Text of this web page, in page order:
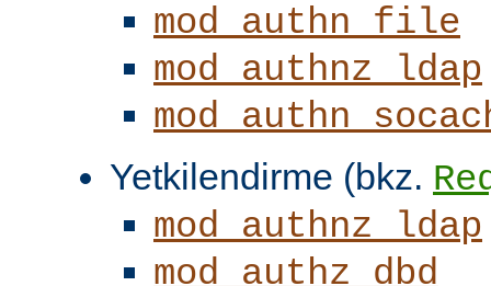
mod_authn_file
mod_authnz_ldap
Yetkilendirme (bkz.
mod_authnz_ldap
mod_authz_dbd